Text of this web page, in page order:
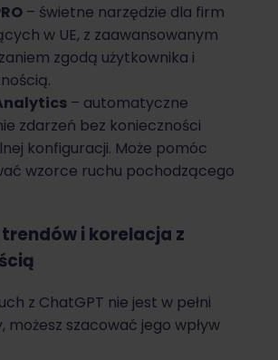
– świetne narzędzie dla firm
w UE, z zaawansowanym
zgodą użytkownika i
– automatyczne
zdarzeń bez konieczności
konfiguracji. Może pomóc
wzorce ruchu pochodzącego
i korelacja z
z ChatGPT nie jest w pełni
możesz szacować jego wpływ